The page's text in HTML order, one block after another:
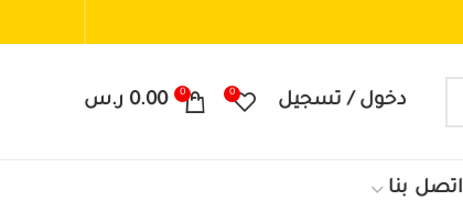
دخول / تسجيل 0
0
0.00 ر.س
اتصل بنا